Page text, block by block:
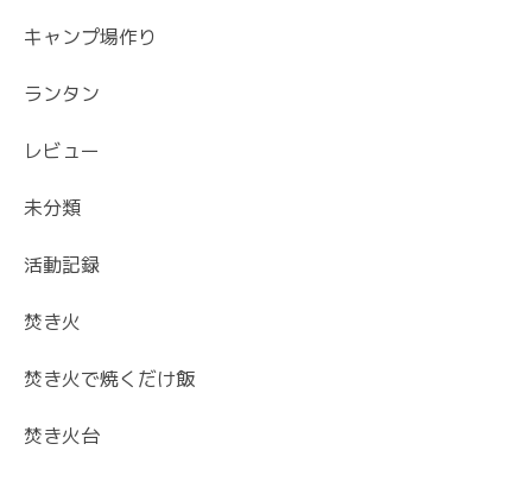
キャンプ場作り
ランタン
レビュー
未分類
活動記録
焚き火
焚き火で焼くだけ飯
焚き火台